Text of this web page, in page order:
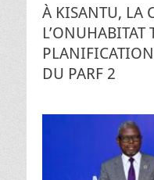
À KISANTU, LA
L’ONUHABITAT
DU PARF 2